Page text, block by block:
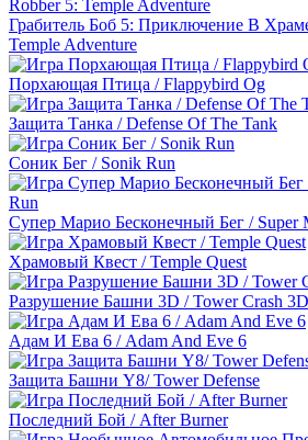
Грабитель Боб 5: Приключение В
Temple Adventure
Порхающая Птица / Flappybird Og
Защита Танка / Defense Of The Tank
Соник Бег / Sonik Run
Супер Марио Бесконечный Бег / Super
Храмовый Квест / Temple Quest
Разрушение Башни 3D / Tower Crash 3D
Адам И Ева 6 / Adam And Eve 6
Защита Башни Y8/ Tower Defense
Последний Бой / After Burner